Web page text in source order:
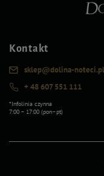
Kontakt
sklep@dolina-noteci.pl
+ 48 607 551 111
*Infolinia czynna
7:00 – 17:00 (pon–pt)